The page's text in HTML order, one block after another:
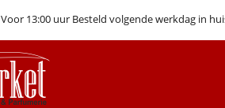
Voor 13:00 uur Besteld volgende werkdag in